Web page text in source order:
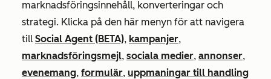
marknadsföringsinnehåll, konverteringar och
strategi. Klicka på den här menyn för att navigera
till Social Agent (BETA), kampanjer,
marknadsföringsmejl, sociala medier, annonser,
evenemang, formulär, uppmaningar till handling